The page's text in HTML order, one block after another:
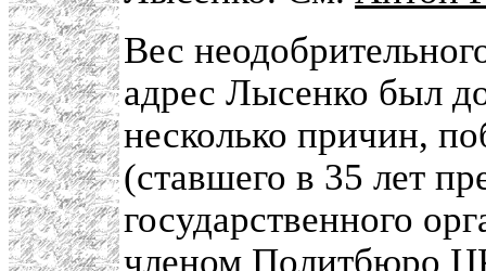
Вес
адрес Лысенко был
несколько причин,
(ставшего в 35 лет
государственного
членом Политбюро